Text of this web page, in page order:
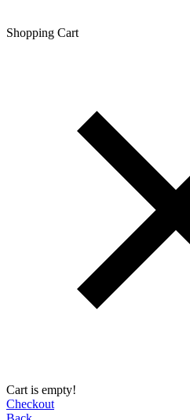
Shopping Сart
Cart is empty!
Checkout